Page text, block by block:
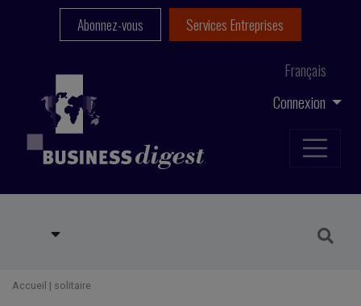
Connexion
Français
Abonnez-vous Services Entreprises
Accueil | solitaire